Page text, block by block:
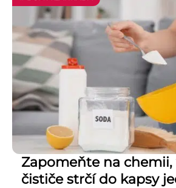
Zapomeňte na chemii,
čističe strčí do kapsy